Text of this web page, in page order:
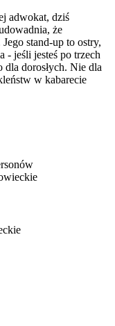
adwokat, dziś
że
stand-up to ostry,
- jeśli jesteś po trzech
dorosłych. Nie dla
w kabarecie